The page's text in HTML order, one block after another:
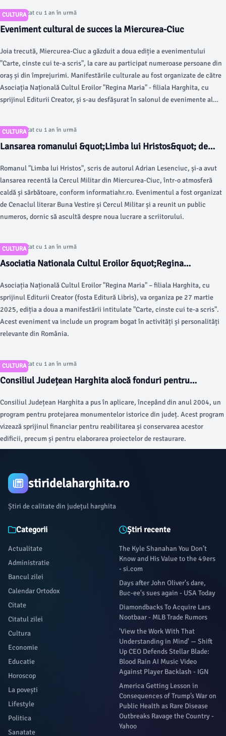
CULTURA
Articol postat cu 1 an în urmă
Eveniment cultural de succes la Miercurea-Ciuc
Joia trecută, Miercurea-Ciuc a găzduit a doua ediție a evenimentului
"Carte, cinste cui te-a scris", la care au participat numeroase persoane din
oraș și din împrejurimi. Manifestările culturale au fost organizate de către
Asociația Națională Cultul Eroilor "Regina Maria" - filiala Harghita, cu
sprijinul Editurii Creator, și s-au desfășurat în salonul de evenimente al
CULTURA
Articol postat cu 1 an în urmă
Lansarea romanului &quot;Limba lui Hristos&quot; de
Romanul "Limba lui Hristos", scris de autorul Adrian Lesenciuc, și-a avut
lansarea recentă la Cercul Militar din Miercurea-Ciuc, într-o atmosferă
caldă și sărbătoare, conform informatiahr.ro. Evenimentul a fost organizat
de Cenaclul literar Buna Vestire și Cercul Militar și a reunit un public
numeros, dornic să ascultă despre noua lucrare a scriitorului.
CULTURA
Articol postat cu 1 an în urmă
Asociatia Nationala Cultul Eroilor &quot;Regina
Asociația Națională Cultul Eroilor "Regina Maria" – filiala Harghita, cu
sprijinul Editurii Creator (fosta Editură Libris), va organiza pe 27 martie
2025, ediția a doua a manifestării intitulate "Carte, cinste cui te-a scris".
Acest eveniment va include un program bogat în activități și personalități
relevante din România.
CULTURA
Articol postat cu 1 an în urmă
Consiliul Județean Harghita alocă fonduri pentru
Consiliul Județean Harghita a pus în aplicare, începând din anul 2004, un
program pentru protejarea monumentelor istorice din județ. Acest program
vizează sprijinul financiar pentru reabilitarea și conservarea acestor
edificii, precum și pentru elaborarea proiectelor de restaurare.
stiridelaharghita.ro
Știri de calitate din județul harghita
Categorii
Actualitate
Administratie
Bancul zilei
Calendar Ortodox
Citate
Citatul zilei
Cultura
Economie
Educatie
Horoscop
La povești
Lifestyle
Politica
Sanatate
Știri recente
The Kyle Shanahan You Don’t
Know and His Value to the 49ers
- si.com
Days after John Oliver's dare,
Buc-ee's sues again - USA Today
Diamondbacks To Acquire Lars
Nootbaar - MLB Trade Rumors
'View the Work With That
Understanding in Mind' — Shift
Up CEO Defends Stellar Blade:
Blood Rain AI Music Video
Against Player Backlash - IGN
America Getting Lesson in
Consequences of Trump’s War on
Public Health as Rare Disease
Outbreaks Ravage the Country -
Yahoo